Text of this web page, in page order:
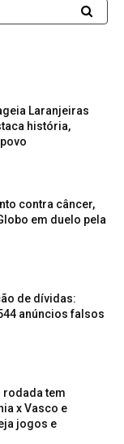
Laranjeiras
história,
contra câncer,
em duelo pela
de dívidas:
anúncios falsos
rodada tem
x Vasco e
jogos e